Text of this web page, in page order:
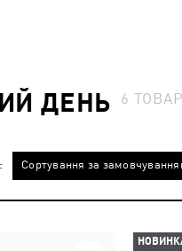
ДЕНЬ 6
Сортування за